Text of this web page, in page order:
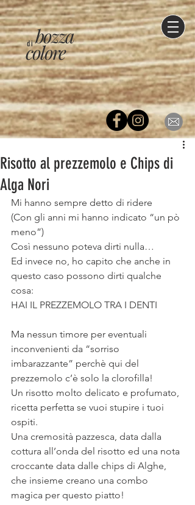
di
colore
bozza
Risotto al prezzemolo e Chips di
Alga Nori
Mi hanno sempre detto di ridere
(Con gli anni mi hanno indicato “un pò
meno”)
Così nessuno poteva dirti nulla…
Ed invece no, ho capito che anche in
questo caso possono dirti qualche
cosa:
HAI IL PREZZEMOLO TRA I DENTI
Ma nessun timore per eventuali
inconvenienti da “sorriso
imbarazzante” perchè qui del
prezzemolo c’è solo la clorofilla!
Un risotto molto delicato e profumato,
ricetta perfetta se vuoi stupire i tuoi
ospiti.
Una cremosità pazzesca, data dalla
cottura all’onda del risotto ed una nota
croccante data dalle chips di Alghe,
che insieme creano una combo
magica per questo piatto!